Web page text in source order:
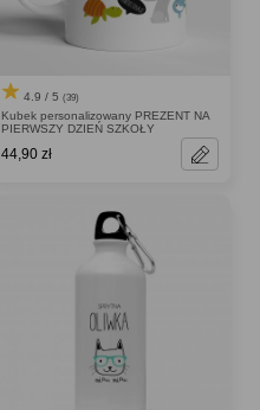
4.9 / 5 (39)
Kubek personalizowany PREZENT NA
PIERWSZY DZIEŃ SZKOŁY
44,90 zł